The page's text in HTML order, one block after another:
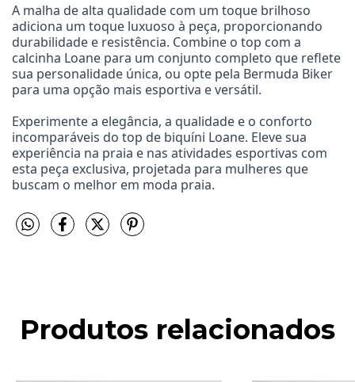
A malha de alta qualidade com um toque brilhoso
adiciona um toque luxuoso à peça, proporcionando
durabilidade e resistência. Combine o top com a
calcinha Loane para um conjunto completo que reflete
sua personalidade única, ou opte pela Bermuda Biker
para uma opção mais esportiva e versátil.
Experimente a elegância, a qualidade e o conforto
incomparáveis do top de biquíni Loane. Eleve sua
experiência na praia e nas atividades esportivas com
esta peça exclusiva, projetada para mulheres que
buscam o melhor em moda praia.
Produtos relacionados